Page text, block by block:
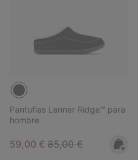
Pantuflas Lanner Ridge™ para
hombre
Sale price:
59,00 € Regular price:
85,00 €